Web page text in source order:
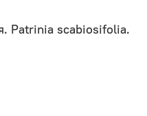
Patrinia scabiosifolia.